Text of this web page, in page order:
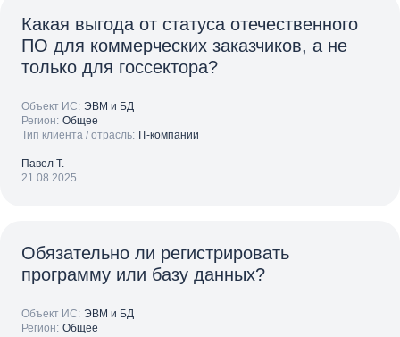
Какая выгода от статуса отечественного
ПО для коммерческих заказчиков, а не
только для госcектора?
Объект ИС: ЭВМ и БД
Регион: Общее
Тип клиента / отрасль: IT-компании
Павел Т.
21.08.2025
Обязательно ли регистрировать
программу или базу данных?
Объект ИС: ЭВМ и БД
Регион: Общее